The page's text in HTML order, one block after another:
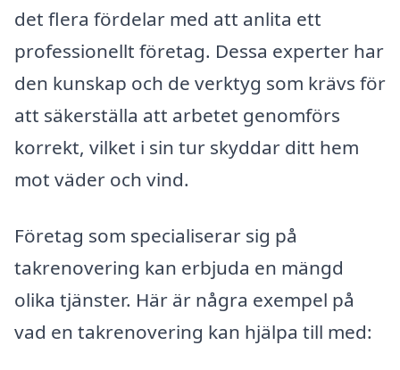
det flera fördelar med att anlita ett
professionellt företag. Dessa experter har
den kunskap och de verktyg som krävs för
att säkerställa att arbetet genomförs
korrekt, vilket i sin tur skyddar ditt hem
mot väder och vind.
Företag som specialiserar sig på
takrenovering kan erbjuda en mängd
olika tjänster. Här är några exempel på
vad en takrenovering kan hjälpa till med: